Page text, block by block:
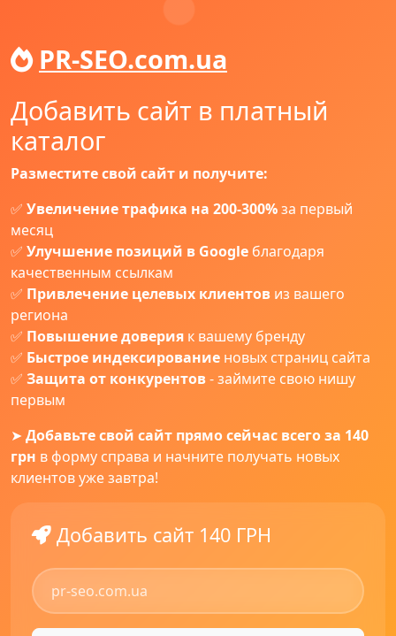
PR-SEO.com.ua
Добавить сайт в платный
каталог
Разместите свой сайт и получите:
✅ Увеличение трафика на 200-300%за первый
месяц
✅ Улучшение позиций в Google благодаря
качественным ссылкам
✅ Привлечение целевых клиентов из вашего
региона
✅ Повышение доверия к вашему бренду
✅ Быстрое индексирование новых страниц сайта
✅ Защита от конкурентов- займите свою нишу
первым
➤ Добавьте свой сайт прямо сейчас всего за 140
грн в форму справа и начните получать новых
клиентов уже завтра!
Добавить сайт 140 ГРН